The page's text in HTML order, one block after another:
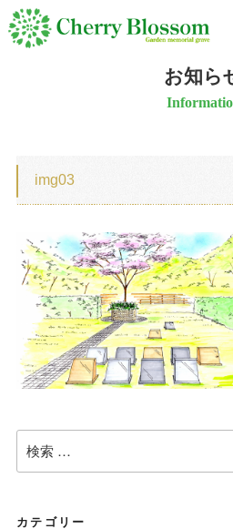
お知ら
img03
検
索:
カテゴリー